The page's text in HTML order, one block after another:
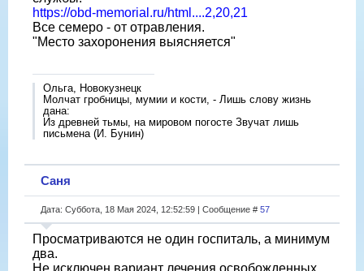
https://obd-memorial.ru/html....2,20,21
Все семеро - от отравления.
"Место захоронения выясняется"
Ольга, Новокузнецк
Молчат гробницы, мумии и кости, - Лишь слову жизнь
дана:
Из древней тьмы, на мировом погосте Звучат лишь
письмена (И. Бунин)
Саня
Дата: Суббота, 18 Мая 2024, 12:52:59 | Сообщение # 57
Просматриваются не один госпиталь, а минимум
два.
Не исключен вариант лечения освобожденных